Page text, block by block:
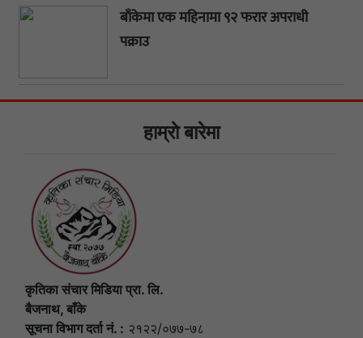
बाँकेमा एक महिनामा ९२ फरार अपराधी
पक्राउ
हाम्राे बारेमा
कृतिका संचार मिडिया प्रा. लि.
बैजनाथ, बाँके
सूचना विभाग दर्ता नं. : २१२२/०७७-७८